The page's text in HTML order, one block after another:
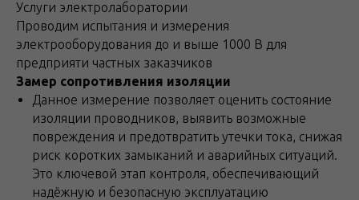
Услуги электролаборатории
Проводим испытания и измерения
электрооборудования до и выше 1000 В для
предприяти частных заказчиков
Замер сопротивления изоляции
Данное измерение позволяет оценить состояние
изоляции проводников, выявить возможные
повреждения и предотвратить утечки тока, снижая
риск коротких замыканий и аварийных ситуаций.
Это ключевой этап контроля, обеспечивающий
надёжную и безопасную эксплуатацию